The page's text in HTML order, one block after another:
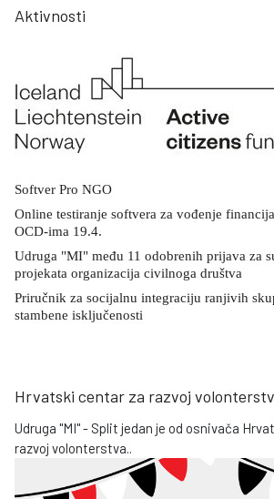
Aktivnosti
Softver Pro NGO
Online testiranje softvera za vođenje
OCD-ima 19.4.
Udruga "MI" među 11 odobrenih prijava za
projekata organizacija civilnoga društva
Priručnik za socijalnu integraciju ranjivih
stambene isključenosti
Hrvatski centar za razvoj
Udruga "MI" - Split jedan je od osnivača
razvoj volonterstva..